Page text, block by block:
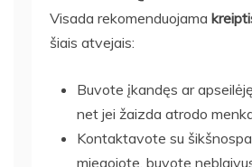
Visada rekomenduojama
šiais atvejais:
Buvote įkandęs ar
net jei žaizda atrodo
Kontaktavote su
miegojote, buvote